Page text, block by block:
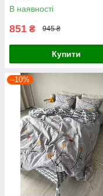
В наявності
851 ₴ 945 ₴
Купити
–10%